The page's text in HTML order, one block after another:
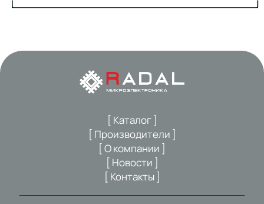
[ Каталог ]
[ Производители ]
[ О компании ]
[ Новости ]
[ Контакты ]